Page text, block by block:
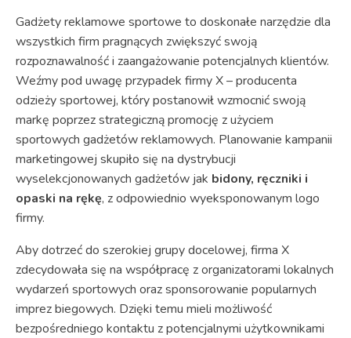
Gadżety reklamowe sportowe to doskonałe narzędzie dla
wszystkich firm pragnących zwiększyć swoją
rozpoznawalność i zaangażowanie potencjalnych klientów.
Weźmy pod uwagę przypadek firmy X – producenta
odzieży sportowej, który postanowił wzmocnić swoją
markę poprzez strategiczną promocję z użyciem
sportowych gadżetów reklamowych. Planowanie kampanii
marketingowej skupiło się na dystrybucji
wyselekcjonowanych gadżetów jak bidony, ręczniki i
opaski na rękę, z odpowiednio wyeksponowanym logo
firmy.
Aby dotrzeć do szerokiej grupy docelowej, firma X
zdecydowała się na współpracę z organizatorami lokalnych
wydarzeń sportowych oraz sponsorowanie popularnych
imprez biegowych. Dzięki temu mieli możliwość
bezpośredniego kontaktu z potencjalnymi użytkownikami